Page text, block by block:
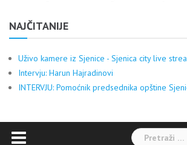
NAJČITANIJE
Uživo kamere iz Sjenice - Sjenica city live
Intervju: Harun Hajradinovi
INTERVJU: Pomoćnik predsednika opštine
Pretraga: